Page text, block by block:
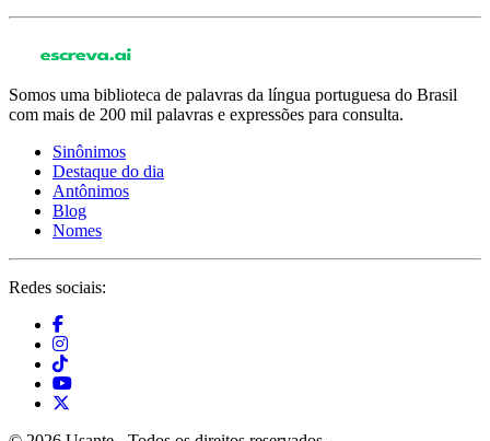
Somos uma biblioteca de palavras da língua portuguesa do Brasil
com mais de 200 mil palavras e expressões para consulta.
Sinônimos
Destaque do dia
Antônimos
Blog
Nomes
Redes sociais: